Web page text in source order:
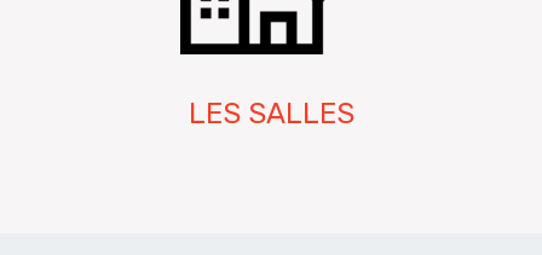
LES SALLES